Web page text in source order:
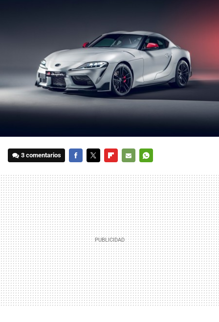
3 comentarios
MAIL